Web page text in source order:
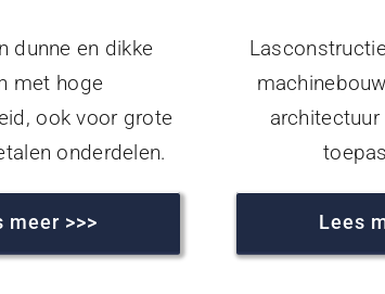
dunne en dikke
met hoge
ook voor grote
onderdelen.
meer >>> Lees